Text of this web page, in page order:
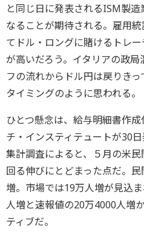
と同じ日に発表されるISM製
なることが期待される。雇用
てドル・ロングに賭けるトレ
が高いだろう。イタリアの政
フの流れからドル円は戻りき
タイミングのように思われる。
ひとつ懸念は、給与明細書作
チ・インスティテュートが30
集計調査によると、５月の米
回る伸びにとどまった点だ。
増。市場では19万人増が見込
人増と速報値の20万4000人増
ティブだ。